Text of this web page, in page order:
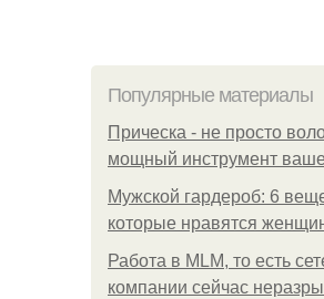
Популярные материалы
Прическа - не просто
мощный инструмент
Мужской гардероб: 6
которые нравятся
Работа в MLM, то есть
компании сейчас